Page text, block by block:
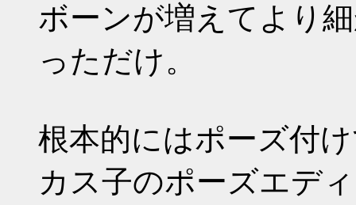
ボーンが増えてより
っただけ。
根本的にはポーズ付
カス子のポーズエデ